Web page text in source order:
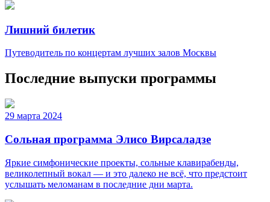
Лишний билетик
Путеводитель по концертам лучших залов Москвы
Последние выпуски программы
29 марта 2024
Сольная программа Элисо Вирсаладзе
Яркие симфонические проекты, сольные клавирабенды,
великолепный вокал — и это далеко не всё, что предстоит
услышать меломанам в последние дни марта.